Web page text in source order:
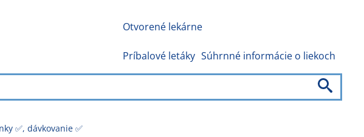
Otvorené lekárne
Príbalové letáky Súhrnné informácie o liekoch
✅, dávkovanie ✅